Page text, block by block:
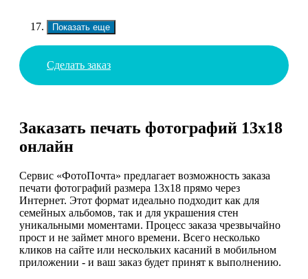
Показать еще
Сделать заказ
Заказать печать фотографий 13х18
онлайн
Сервис «ФотоПочта» предлагает возможность заказа
печати фотографий размера 13х18 прямо через
Интернет. Этот формат идеально подходит как для
семейных альбомов, так и для украшения стен
уникальными моментами. Процесс заказа чрезвычайно
прост и не займет много времени. Всего несколько
кликов на сайте или нескольких касаний в мобильном
приложении - и ваш заказ будет принят к выполнению.